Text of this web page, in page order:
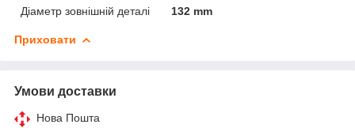
Діаметр зовнішній деталі
132 mm
Приховати
Умови доставки
Нова Пошта